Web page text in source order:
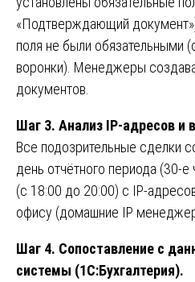
«Подтверждающий
поля не были обязательными
воронки). Менеджеры
документов.
Шаг 3. Анализ IP-адресов и
Все подозрительные сделки
день отчётного периода (30-
(с 18:00 до 20:00) с IP-
офису (домашние IP
Шаг 4. Сопоставление с
системы (1С:Бухгалтерия).